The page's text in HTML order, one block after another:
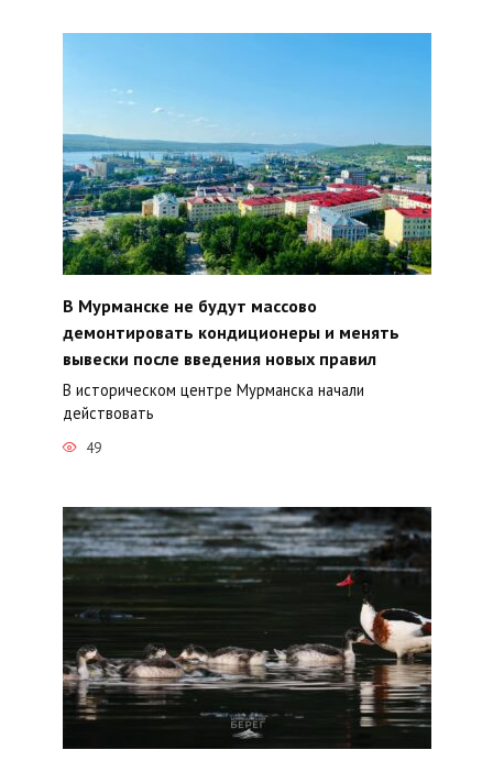
В Мурманске не будут массово
демонтировать кондиционеры и менять
вывески после введения новых правил
В историческом центре Мурманска начали
действовать
49